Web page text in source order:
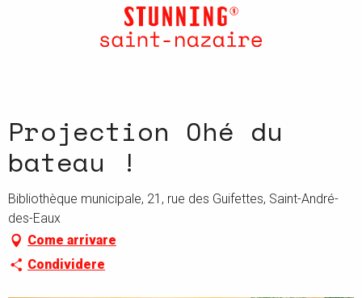
Projection Ohé du
bateau !
Bibliothèque municipale, 21, rue des Guifettes, Saint-André-
des-Eaux
Come arrivare
Condividere